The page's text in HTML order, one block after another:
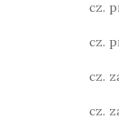
cz.
cz.
cz.
cz.